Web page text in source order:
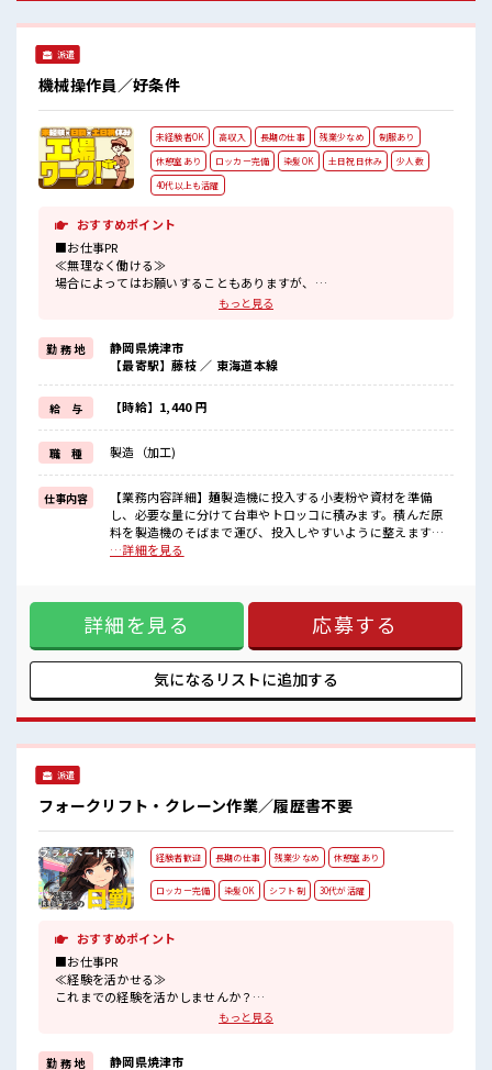
族や友人と一緒にプライベート満喫！ ≪髪色自由で自分らし
く働く≫ 明るすぎたり奇抜でなければ基本的に自由！ (規定
があれば、 担当がしっかりサポートします！ ■職場の雰囲気
女性が多い職場ですが男女は問いません！ 応募お待ちしてお
ります！ 明るすぎたり奇抜過ぎなければヘアカラーOK！ 休
憩室で楽しくおしゃべり！ ストレス解消☆
派遣
機械操作員／好条件
未経験者OK 高収入 長期の仕事 残業少なめ
制服あり
休憩室あり
ロッカー完備 染髪OK 土日祝日休み
少人数
40代以上も活躍
おすすめポイント
■お仕事PR
≪無理なく働ける≫
場合によってはお願いすることもありますが、
週末は家族や友人と一緒にプライベート満喫！
≪髪型自由≫
基本的に髪色自由で明るすぎたり奇抜でなければOKです！
(規定有)≪機能的な制服アリ≫
制服があるので、
毎日の服装の悩み解消♪
≪未経験でも活躍できる≫
新しいことにチャレンジするのは不安だけど、
しっかり働く環境が整っています！
イチからスキルUP・ステップUP目指していきましょう！
■職場の雰囲気
少人数の職場だから一緒に働く仲間との距離もグッと近い！
もっと見る
勤 務 地
静岡県焼津市
【最寄駅】藤枝 ／ 東海道本線
給 与 【時給】1,440 円
職 種 製造（加工)
仕事内容
【業務内容詳細】麺製造機に投入する小麦粉や資材を準備
し、必要な量に分けて台車やトロッコに積みます。積んだ原
料を製造機のそばまで運び、投入しやすいように整えます。
作業中は原料のこぼれや混入に注意し、腰や肩に負担をかけ
品情報】即席めん製品 ■お仕事PR ≪無理なく働ける≫ 場合に
よってはお願いすることもありますが、 残業はほとんどナ
シ！ ≪週休2日制≫ 週末は家族や友人と一緒にプライベート
満喫！ ≪髪型自由≫ 基本的に髪色自由で明るすぎたり奇抜で
なければOKです！ (規定有)≪機能的な制服アリ≫ 制服がある
ので、 毎日の服装の悩み解消♪ ≪未経験でも活躍できる≫ 新
境が整っています！ イチからスキルUP・ステップUP目指し
ていきましょう！ ■職場の雰囲気 少人数の職場だから一緒に
備！
…詳細を見る
詳細を見る 応募する
気になるリストに追加する
派遣
フォークリフト・クレーン作業／履歴書不要
経験者歓迎 長期の仕事 残業少なめ 休憩室あり
ロッカー完備 染髪OK シフト制 30代が活躍
おすすめポイント
■お仕事PR
≪経験を活かせる≫
これまでの経験を活かしませんか？
≪無理なく働ける≫
もっと見る
勤 務 地 静岡県焼津市